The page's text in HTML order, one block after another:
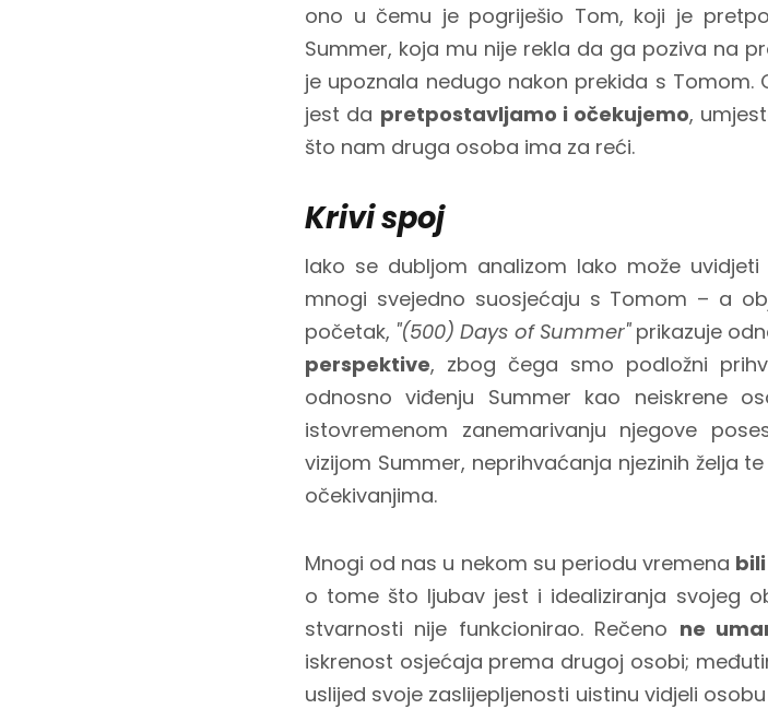
ono u čemu je pogriješio Tom, koji je
Summer, koja mu nije rekla da ga poziva na
je upoznala nedugo nakon prekida s
jest da pretpostavljamo i očekujemo,
što nam druga osoba ima za reći.
Krivi spoj
Iako se dubljom analizom lako može uvidjeti
mnogi svejedno suosjećaju s Tomom – a
početak, "(500) Days of Summer" prikazuje
perspektive, zbog čega smo podložni
odnosno viđenju Summer kao neiskrene
istovremenom zanemarivanju njegove
vizijom Summer, neprihvaćanja njezinih želja
očekivanjima.
Mnogi od nas u nekom su periodu vremena
o tome što ljubav jest i idealiziranja svojeg
stvarnosti nije funkcionirao. Rečeno ne
iskrenost osjećaja prema drugoj osobi;
uslijed svoje zaslijepljenosti uistinu vidjeli